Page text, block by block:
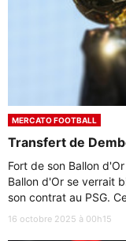
MERCATO FOOTBALL
Transfert de
Fort de son Ballon
Ballon d'Or se verrait
son contrat au PSG.
16 octobre 2025 à 00h15